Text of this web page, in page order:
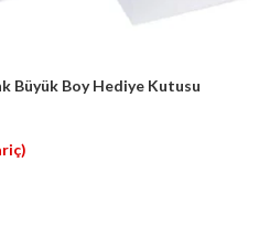
Büyük Boy Hediye Kutusu